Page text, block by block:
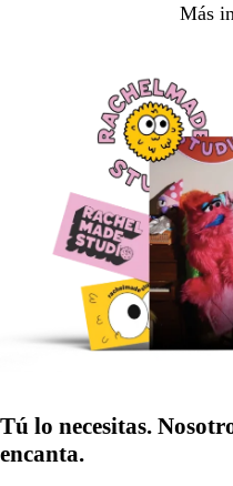
Más
Tú lo necesitas.
encanta.